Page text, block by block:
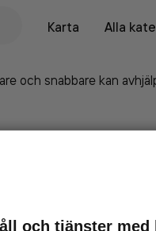
Karta
Alla
och snabbare kan
och tjänster med